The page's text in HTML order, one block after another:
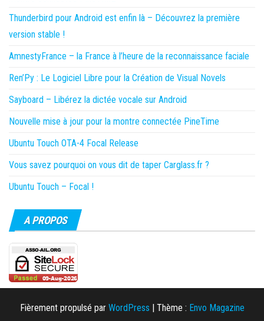
Thunderbird pour Android est enfin là – Découvrez la première
version stable !
AmnestyFrance – la France à l’heure de la reconnaissance faciale
Ren’Py : Le Logiciel Libre pour la Création de Visual Novels
Sayboard – Libérez la dictée vocale sur Android
Nouvelle mise à jour pour la montre connectée PineTime
Ubuntu Touch OTA-4 Focal Release
Vous savez pourquoi on vous dit de taper Carglass.fr ?
Ubuntu Touch – Focal !
A PROPOS
Fièrement propulsé par WordPress | Thème : Envo Magazine